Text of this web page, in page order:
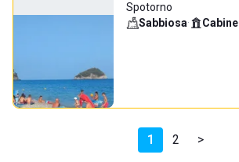
Spotorno
Sabbiosa· Cabine
1 2 >